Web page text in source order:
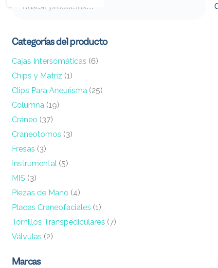
Categorías del producto
Cajas Intersomáticas (6)
Chips y Matriz (1)
Clips Para Aneurisma (25)
Columna (19)
Cráneo (37)
Craneotomos (3)
Fresas (3)
Instrumental (5)
MIS (3)
Piezas de Mano (4)
Placas Craneofaciales (1)
Tornillos Transpediculares (7)
Válvulas (2)
Marcas